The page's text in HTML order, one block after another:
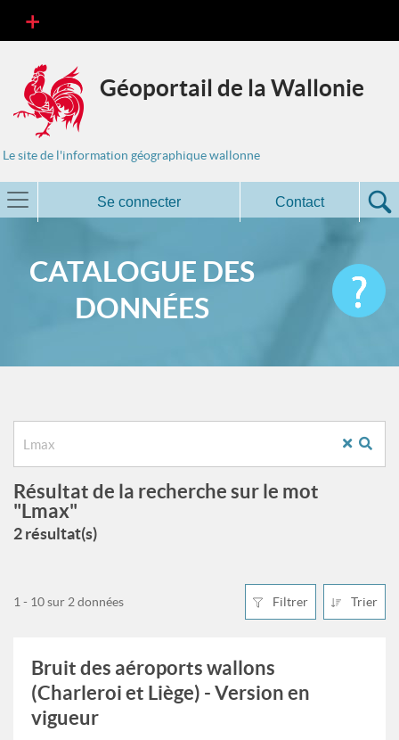
Géoportail de la Wallonie
Le site de l'information géographique wallonne
Se connecter Contact
CATALOGUE DES
DONNÉES
Résultat de la recherche sur le mot
"Lmax"
2 résultat(s)
Filtrer Trier
1 - 10 sur 2 données
Bruit des aéroports wallons
(Charleroi et Liège) - Version en
vigueur